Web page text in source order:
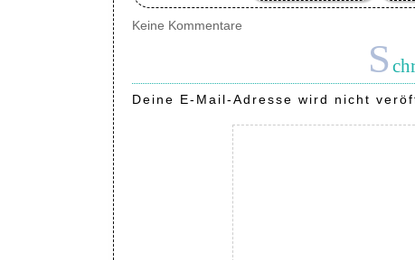
Keine Kommentare
S
Deine E-Mail-Adresse wird nicht